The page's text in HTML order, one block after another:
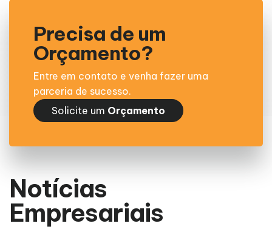
Precisa de um
Orçamento?
Entre em contato e venha fazer uma
parceria de sucesso.
Solicite um Orçamento
Notícias
Empresariais